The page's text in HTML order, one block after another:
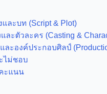
และบท (Script & Plot)
ละตัวละคร (Casting &
ละองค์ประกอบศิลป์
ไม่ชอบ
ะแนน